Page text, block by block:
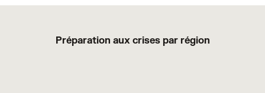
Préparation aux crises par région